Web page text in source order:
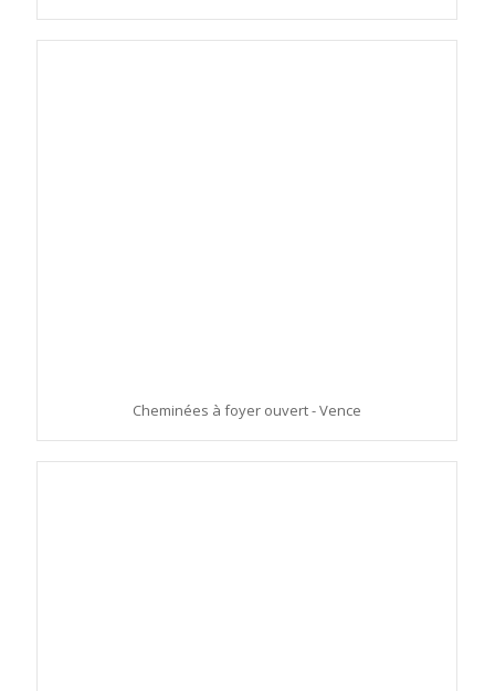
Cheminées à foyer ouvert - Vence